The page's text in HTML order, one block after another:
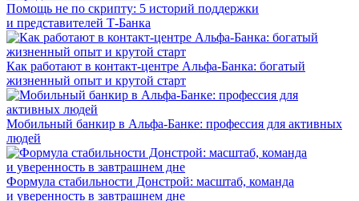
Помощь не по скрипту: 5 историй поддержки
и представителей Т-Банка
Как работают в контакт-центре Альфа-Банка: богатый
жизненный опыт и крутой старт
Мобильный банкир в Альфа-Банке: профессия для активных
людей
Формула стабильности Донстрой: масштаб, команда
и уверенность в завтрашнем дне